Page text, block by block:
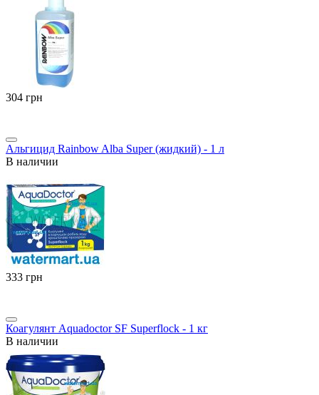
‍304‍ грн
Альгицид Rainbow Alba Super (жидкий) - 1 л
В наличии
‍333‍ грн
Коагулянт Aquadoctor SF Superflock - 1 кг
В наличии